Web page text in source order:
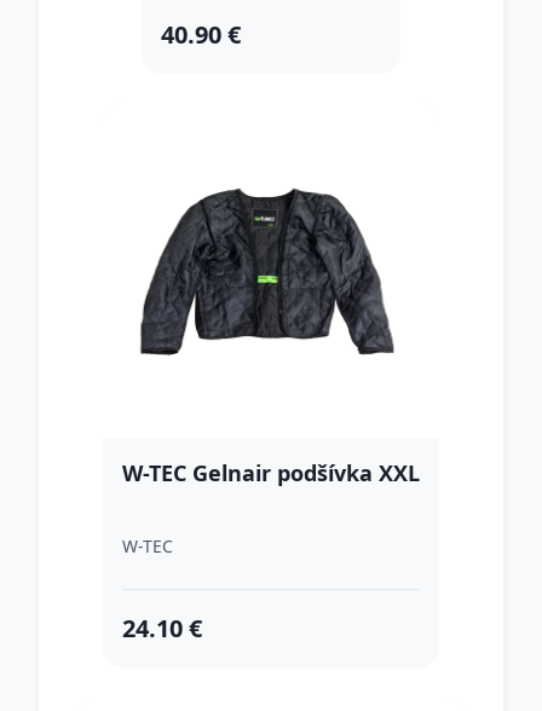
40.90 €
W-TEC Gelnair podšívka XXL
W-TEC
24.10 €